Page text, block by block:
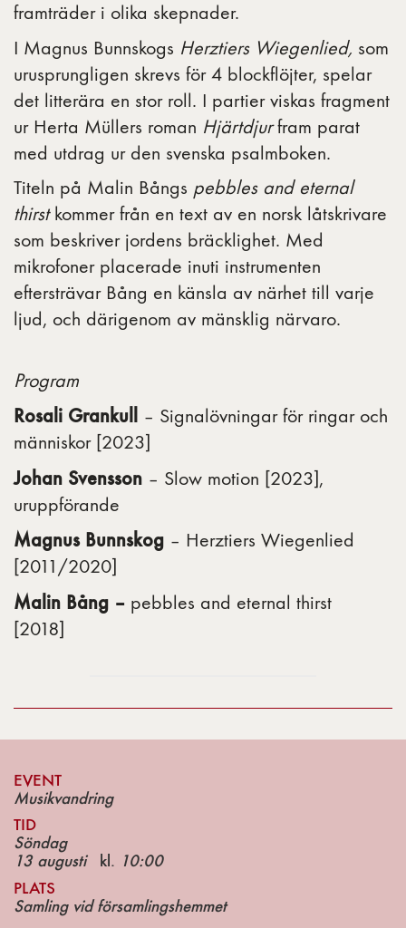
framträder i olika skepnader.
I Magnus Bunnskogs Herztiers Wiegenlied, som
urusprungligen skrevs för 4 blockflöjter, spelar
det litterära en stor roll. I partier viskas fragment
ur Herta Müllers roman Hjärtdjurfram parat
med utdrag ur den svenska psalmboken.
Titeln på Malin Bångs pebbles and eternal
thirstkommer från en text av en norsk låtskrivare
som beskriver jordens bräcklighet. Med
mikrofoner placerade inuti instrumenten
eftersträvar Bång en känsla av närhet till varje
ljud, och därigenom av mänsklig närvaro.
Program
Rosali Grankull
– Signalövningar för ringar och
människor [2023]
Johan Svensson – Slow motion [2023],
uruppförande
Magnus Bunnskog – Herztiers Wiegenlied
[2011/2020]
Malin Bång – pebbles and eternal thirst
[2018]
EVENT
Musikvandring
TID
Söndag
13 augustikl. 10:00
PLATS
Samling vid församlingshemmet